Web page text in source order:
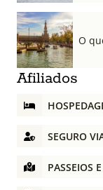
O
Afiliados
SEGURO
PASSEIOS